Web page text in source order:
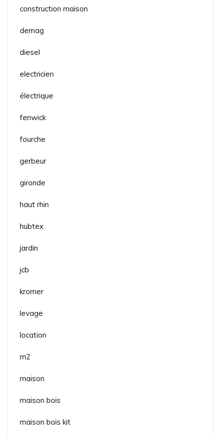
construction maison
demag
diesel
electricien
électrique
fenwick
fourche
gerbeur
gironde
haut rhin
hubtex
jardin
jcb
kromer
levage
location
m2
maison
maison bois
maison bois kit